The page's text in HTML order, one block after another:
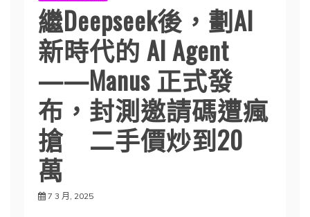
繼Deepseek後，劃AI
新時代的 AI Agent
——Manus 正式發
布，封測邀請碼遭瘋
搶 二手價炒到20
萬
7 3 月, 2025